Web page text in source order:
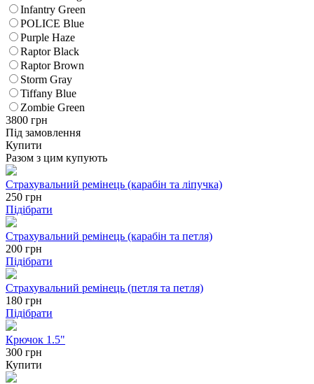
Infantry Green
POLICE Blue
Purple Haze
Raptor Black
Raptor Brown
Storm Gray
Tiffany Blue
Zombie Green
3800 грн
Під замовлення
Купити
Разом з цим купують
Страхувальний ремінець (карабін та ліпучка)
250 грн
Підібрати
Страхувальний ремінець (карабін та петля)
200 грн
Підібрати
Страхувальний ремінець (петля та петля)
180 грн
Підібрати
Крючок 1.5"
300 грн
Купити